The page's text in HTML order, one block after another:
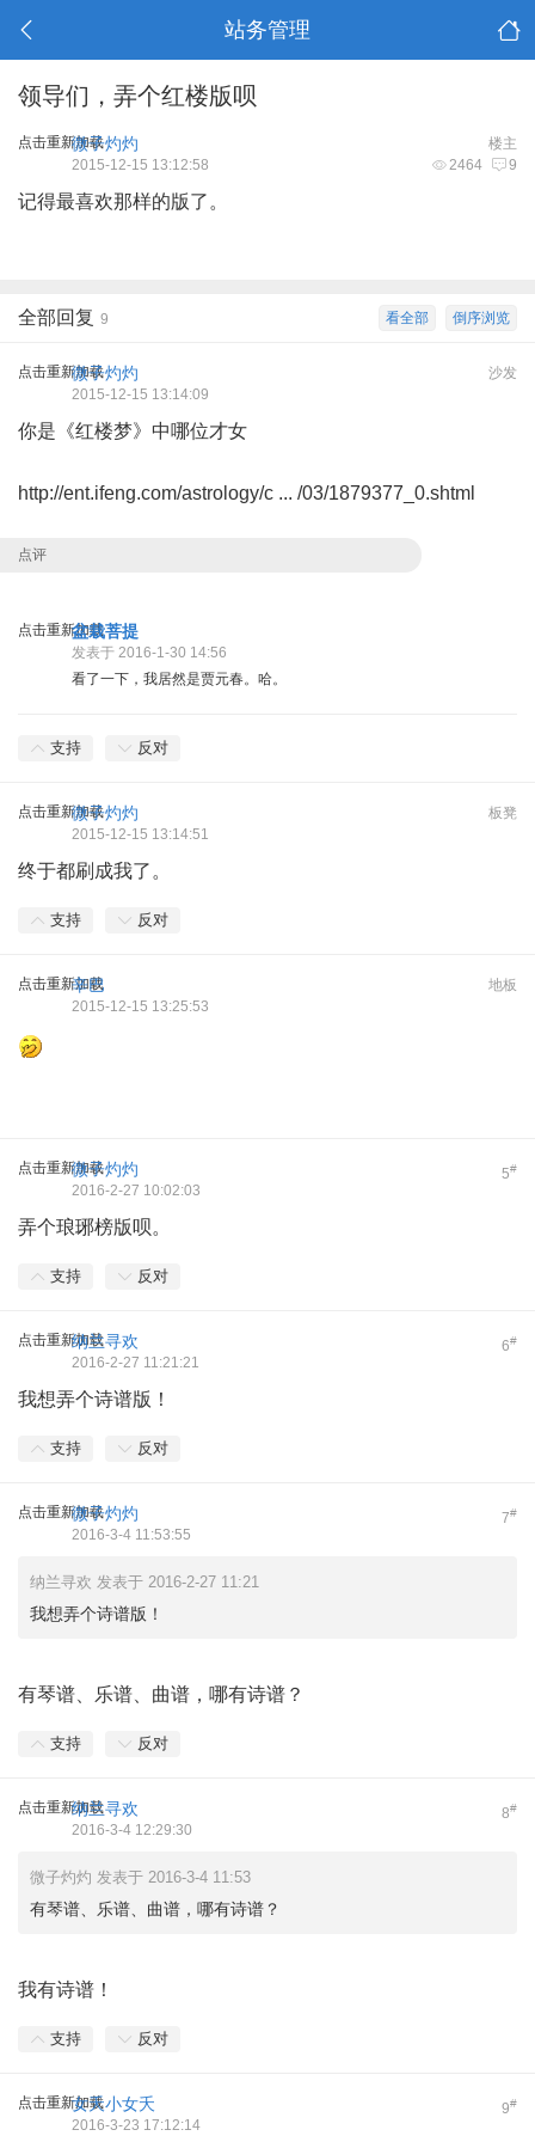
站务管理
领导们，弄个红楼版呗
点击重新加载 楼主
微子灼灼
2464 9
2015-12-15 13:12:58
记得最喜欢那样的版了。
倒序浏览
看全部
全部回复 9
点击重新加载 沙发
微子灼灼
2015-12-15 13:14:09
你是《红楼梦》中哪位才女
http://ent.ifeng.com/astrology/c ... /03/1879377_0.shtml
点评
点击重新加载盆栽菩提
发表于 2016-1-30 14:56
看了一下，我居然是贾元春。哈。
支持 反对
点击重新加载 板凳
微子灼灼
2015-12-15 13:14:51
终于都刷成我了。
支持 反对
点击重新加载 地板
辛巴
2015-12-15 13:25:53
点击重新加载 5#
微子灼灼
2016-2-27 10:02:03
弄个琅琊榜版呗。
支持 反对
点击重新加载 6#
纳兰寻欢
2016-2-27 11:21:21
我想弄个诗谱版！
支持 反对
点击重新加载 7#
微子灼灼
2016-3-4 11:53:55
纳兰寻欢 发表于 2016-2-27 11:21
我想弄个诗谱版！
有琴谱、乐谱、曲谱，哪有诗谱？
支持 反对
点击重新加载 8#
纳兰寻欢
2016-3-4 12:29:30
微子灼灼 发表于 2016-3-4 11:53
有琴谱、乐谱、曲谱，哪有诗谱？
我有诗谱！
支持 反对
点击重新加载 9#
女夭小女夭
2016-3-23 17:12:14